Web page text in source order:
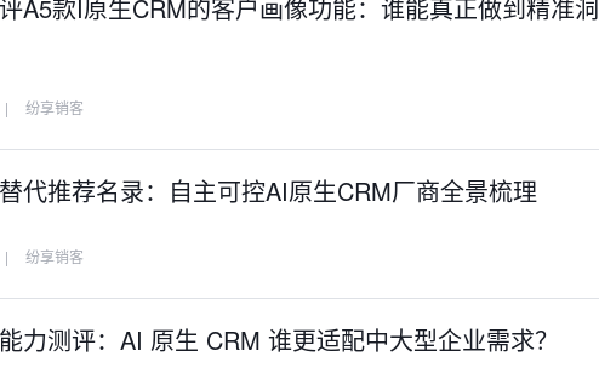
A5款I原生CRM的客户画像功能：谁能真正做到精准洞
| 纷享销客
代推荐名录：自主可控AI原生CRM厂商全景梳理
| 纷享销客
力测评：AI 原生 CRM 谁更适配中大型企业需求？